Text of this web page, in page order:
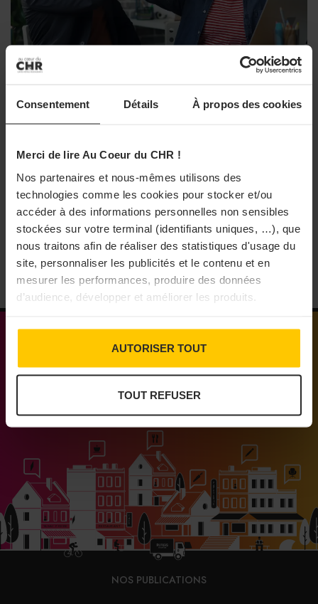
Consentement Détails À propos des cookies
Merci de lire Au Coeur du CHR !
Nos partenaires et nous-mêmes utilisons des
technologies comme les cookies pour stocker et/ou
accéder à des informations personnelles non sensibles
stockées sur votre terminal (identifiants uniques, …), que
nous traitons afin de réaliser des statistiques d'usage du
site, personnaliser les publicités et le contenu et en
mesurer les performances, produire des données
d’audience, développer et améliorer les produits.
AUTORISER TOUT
TOUT REFUSER
ne disposent pas de marges suffisantes pour absorber de
nouvelles hausses de coûts fixes. Ils ne peuvent pas
davantage les répercuter intégralement sur leurs prix de
vente sans prendre le risque d’une baisse de
activité, leur capacité d’investissement et l’emploi. Nos
entreprises ont besoin de stabilité et de visibilité
A LIRE AUSSI
Salaires : le GHR alerte sur l’effet ciseau
des évolutions du Smic et des allègements
de charges
PARTAGER
JURIDIQUE & SOCIAL
Statut de conjoint collaborateur :
De nouvelles dispositions entrent en application
concernant le statut du conjoint collaborateur.
12/06/2026
de proximité
NOS PUBLICATIONS